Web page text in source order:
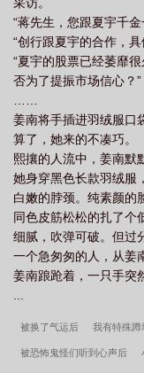
读
吗 这婚离不了百度TXT
txt 这婚离不了by姜南免
吗 这婚离不了蒋奕行TXT
了
每天中午屁颠屁颠的请
有了铁杆竹马后，她
走路腰杆子笔直，领导
禾，同事们吓的退避三
我拉业绩了。他们说三
且漂亮可爱身高一米六
简直五雷轰顶。竹马脸
一咬牙一跺脚，拍着胸
吗！你看我怎么样？！
决心。体型彪悍的竹马
婚。
“蒋先生，您跟夏宇千
“创行跟夏宇的合作，
“夏宇的股票已经萎靡
否为了提振市场信心？”
姜南将手插进羽绒服口
算了，她来的不凑巧。
熙攘的人流中，姜南默
她身穿黑色长款羽绒服
白嫩的脖颈。纯素颜的
同色皮筋松松的扎了个
细腻，吹弹可破。但过
一个急匆匆的人，从姜
姜南踉跄着，一只手突
被换了气运后 我有特殊蹲
被恐怖鬼怪们听到心声后